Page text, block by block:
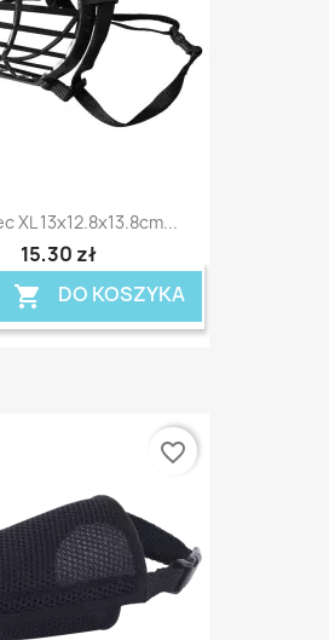
XL 13x12.8x13.8cm...
15,30 zł
 DO KOSZYKA
favorite_border